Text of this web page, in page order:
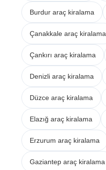
Burdur araç kiralama
Çanakkale araç kiralama
Çankırı araç kiralama
Denizli araç kiralama
Düzce araç kiralama
Elazığ araç kiralama
Erzurum araç kiralama
Gaziantep araç kiralama